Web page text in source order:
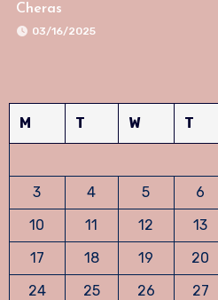
Cheras
03/16/2025
M T W T
3
4 5 6
10
11 12 13
17
18 19 20
24
25 26 27